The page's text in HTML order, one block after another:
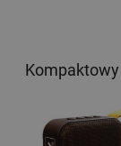
Kompaktowy